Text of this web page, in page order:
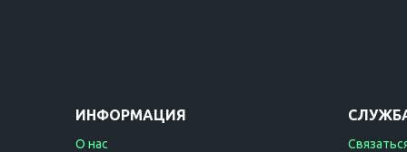
ИНФОРМАЦИЯ
О нас